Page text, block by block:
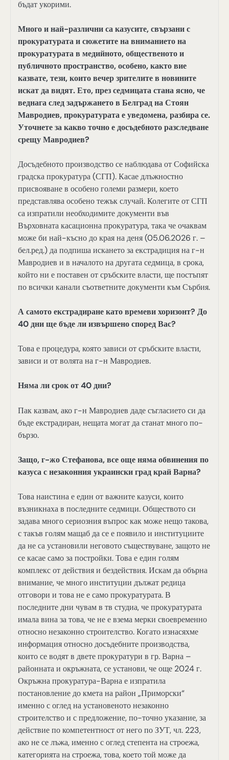
бъдат укорими.
Много и най-различни са казусите, свързани с
прокуратурата и сюжетите на вниманието на
прокуратурата в медийното, общественото и
публичното пространство, особено, както вие
казвате, тези, които вечер зрителите в новините
искат да видят. Ето, през седмицата стана ясно, че
веднага след задържането в Белград на Стоян
Мавродиев, прокуратурата е уведомена, разбира се.
Уточнете за какво точно е досъдебното разследване
срещу Мавродиев?
Досъдебното производство се наблюдава от Софийска
градска прокуратура (СГП). Касае длъжностно
присвояване в особено големи размери, което
представлява особено тежък случай. Колегите от СГП
са изпратили необходимите документи във
Върховната касационна прокуратура, така че очаквам
може би най-късно до края на деня (05.06.2026 г. –
бел.ред.) да подпиша искането за екстрадиция на г-н
Мавродиев и в началото на другата седмица, в срока,
който ни е поставен от сръбските власти, ще постъпят
по всички канали съответните документи към Сърбия.
А самото екстрадиране като времеви хоризонт? До
40 дни ще бъде ли извършено според Вас?
Това е процедура, която зависи от сръбските власти,
зависи и от волята на г-н Мавродиев.
Няма ли срок от 40 дни?
Пак казвам, ако г-н Мавродиев даде съгласието си да
бъде екстрадиран, нещата могат да станат много по-
бързо.
Защо, г-жо Стефанова, все още няма обвинения по
казуса с незаконния украински град край Варна?
Това наистина е един от важните казуси, които
възникнаха в последните седмици. Обществото си
задава много сериозния въпрос как може нещо такова,
с такъв голям мащаб да се е появило и институциите
да не са установили неговото съществуване, защото не
се касае само за постройки. Това е един голям
комплекс от действия и бездействия. Искам да обърна
внимание, че много институции дължат редица
отговори и това не е само прокуратурата. В
последните дни чувам в тв студиа, че прокуратурата
имала вина за това, че не е взема мерки своевременно
относно незаконно строителство. Когато изнасяхме
информация относно досъдебните производства,
които се водят в двете прокуратури в гр. Варна –
районната и окръжната, се установи, че още 2024 г.
Окръжна прокуратура-Варна е изпратила
постановление до кмета на район „Приморски“
именно с оглед на установеното незаконно
строителство и с предложение, по-точно указание, за
действие по компетентност от него по ЗУТ, чл. 223,
ако не се лъжа, именно с оглед степента на строежа,
категорията на строежа, това, което той може да